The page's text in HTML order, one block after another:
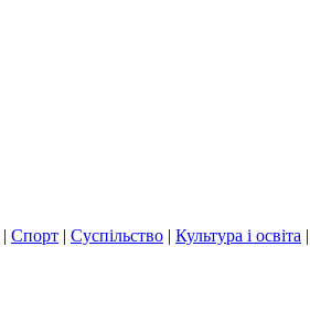
| Спорт | Суспільство | Культура і освіта |